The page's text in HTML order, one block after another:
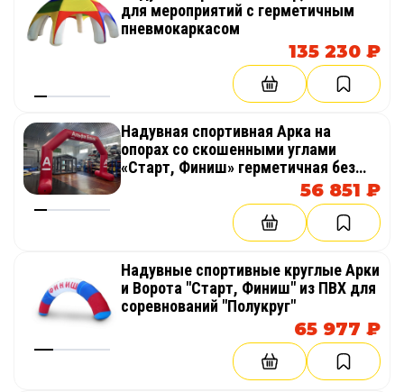
Арена для помещений
В помещении надувная герметичная арена
для дронбола может использоваться в
спортивных залах, выставочных центрах,
торговых комплексах, актовых залах, учебных
пространствах и развлекательных центрах.
Закрытый сетчатый периметр, отсутствие
постоянного шума от воздуходувки и
аккуратный внешний вид делают ее удобной
для indoor-мероприятий, тренировок и
Арена для открытых площадок
На улице арена может устанавливаться на
ровной подготовленной поверхности: газоне,
покрытии спортивной площадки, настиле или
для мероприятий с герметичным
пневмокаркасом
135 230 ₽
Надувная спортивная Арка на
опорах со скошенными углами
«Старт, Финиш» герметичная без
56 851 ₽
Надувные спортивные круглые Арки
и Ворота "Старт, Финиш" из ПВХ для
соревнований "Полукруг"
65 977 ₽